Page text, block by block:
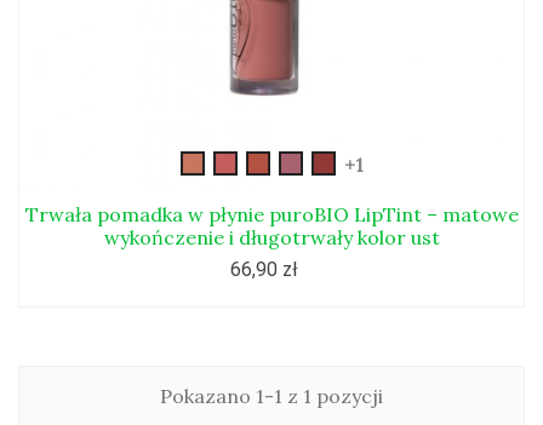
liptint4liptint5
+1
Trwała pomadka w płynie puroBIO LipTint – matowe
wykończenie i długotrwały kolor ust
66,90 zł
Pokazano 1-1 z 1 pozycji